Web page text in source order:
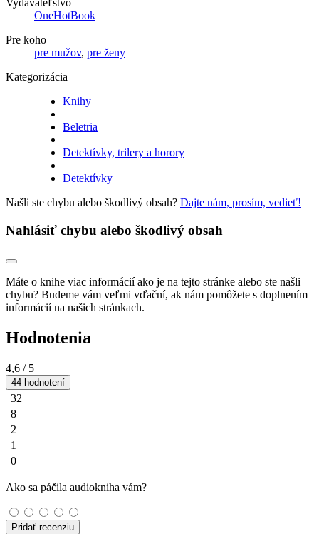
Vydavateľstvo
OneHotBook
Pre koho
pre mužov, pre ženy
Kategorizácia
Knihy
Beletria
Detektívky, trilery a horory
Detektívky
Našli ste chybu alebo škodlivý obsah? Dajte nám, prosím, vedieť!
Nahlásiť chybu alebo škodlivý obsah
Máte o knihe viac informácií ako je na tejto stránke alebo ste našli
chybu? Budeme vám veľmi vďační, ak nám pomôžete s doplnením
informácií na našich stránkach.
Hodnotenia
4,6 / 5
44 hodnotení
32
8
2
1
0
Ako sa páčila audiokniha vám?
Pridať recenziu